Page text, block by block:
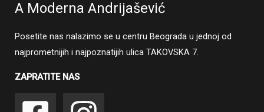
A Moderna Andrijašević
Posetite nas nalazimo se u centru Beograda u jednoj od
najprometnijih i najpoznatijih ulica TAKOVSKA 7.
ZAPRATITE NAS